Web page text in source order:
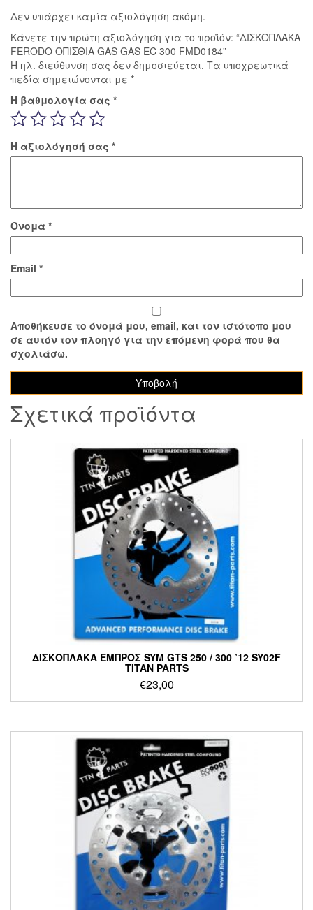
Δεν υπάρχει καμία αξιολόγηση ακόμη.
Κάνετε την πρώτη αξιολόγηση για το προϊόν: “ΔΙΣΚΟΠΛΑΚΑ
FERODO ΟΠΙΣΘΙΑ GAS GAS EC 300 FMD0184”
Η ηλ. διεύθυνση σας δεν δημοσιεύεται. Τα υποχρεωτικά
πεδία σημειώνονται με *
Η βαθμολογία σας *
Η αξιολόγησή σας *
Όνομα *
Email *
Αποθήκευσε το όνομά μου, email, και τον ιστότοπο μου
σε αυτόν τον πλοηγό για την επόμενη φορά που θα
σχολιάσω.
Σχετικά προϊόντα
ΔΙΣΚΟΠΛΑΚΑ ΕΜΠΡΟΣ SYM GTS 250 / 300 ’12 SY02F
TITAN PARTS
€23,00